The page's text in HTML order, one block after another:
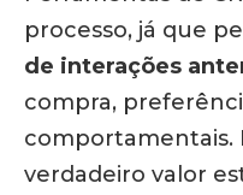
processo, já que
de interações
compra,
comportamentais.
verdadeiro valor